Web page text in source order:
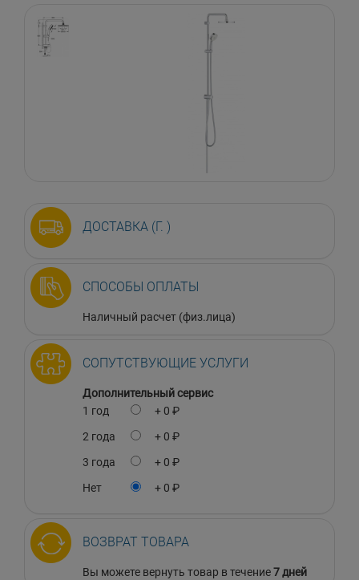
ДОСТАВКА (Г. )
СПОСОБЫ ОПЛАТЫ
Наличный расчет (физ.лица)
СОПУТСТВУЮЩИЕ УСЛУГИ
Дополнительный сервис
1 год
+ 0 ₽
2 года
+ 0 ₽
3 года
+ 0 ₽
Нет
+ 0 ₽
ВОЗВРАТ ТОВАРА
Вы можете вернуть товар в течение7 дней